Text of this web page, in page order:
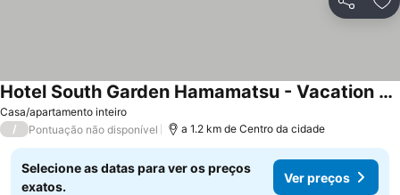
Partilhar
Casa/apartamento inteiro
Hotel South Garden Hamamatsu - Vacation Stay 92677
Ver preços
/ Pontuação não disponível a 1.2 km de Centro da cidade
Selecione as datas para ver os preços
exatos.
Ver preços